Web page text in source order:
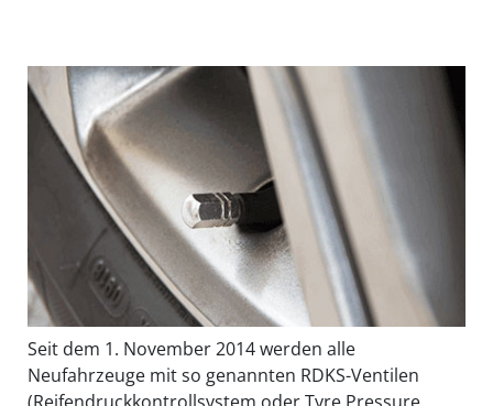
Seit dem 1. November 2014 werden alle
Neufahrzeuge mit so genannten RDKS-Ventilen